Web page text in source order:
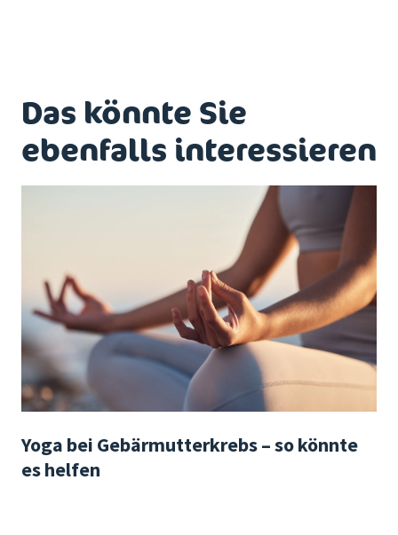
Das könnte Sie
ebenfalls interessieren
Yoga bei Gebärmutterkrebs – so könnte
es helfen